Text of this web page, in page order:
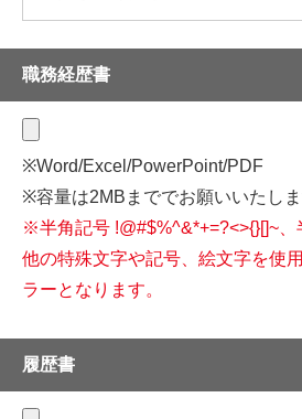
職務経歴書
※Word/Excel/PowerPoint/PDF
※容量は2MBまででお願いいたしま
※半角記号 !@#$%^&*+=?<>{}[]~
他の特殊文字や記号、 絵文字を使
ラーとなります。
履歴書